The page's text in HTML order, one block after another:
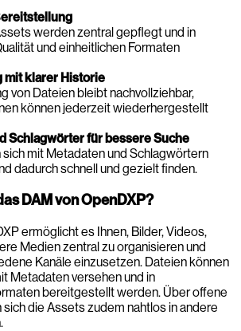
werden zentral gepflegt und in
und einheitlichen Formaten
mit klarer Historie
von Dateien bleibt nachvollziehbar,
können jederzeit wiederhergestellt
Schlagwörter für bessere Suche
sich mit Metadaten und Schlagwörtern
dadurch schnell und gezielt finden.
DAM von OpenDXP?
ermöglicht es Ihnen, Bilder, Videos,
Medien zentral zu organisieren und
Kanäle einzusetzen. Dateien können
Metadaten versehen und in
bereitgestellt werden. Über offene
die Assets zudem nahtlos in andere